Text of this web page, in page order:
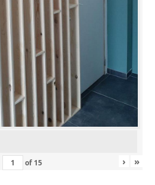
of 15 › »